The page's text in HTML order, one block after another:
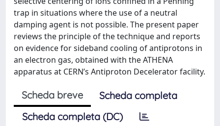
trap in situations where the use of a neutral
damping agent is not possible. The present paper
reviews the principle of the technique and reports
on evidence for sideband cooling of antiprotons in
an electron gas, obtained with the ATHENA
apparatus at CERN’s Antiproton Decelerator facility.
Scheda breve
Scheda completa
Scheda completa (DC)